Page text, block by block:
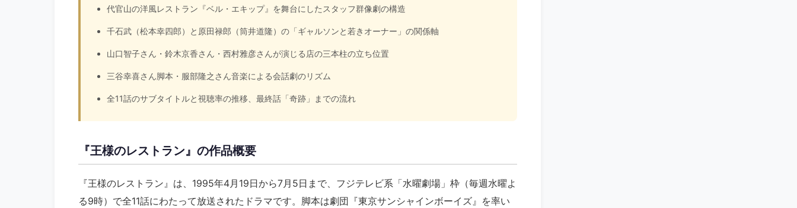
代官山の洋風レストラン『ベル・エキップ』を舞台にしたスタッフ群像劇の構造
千石武（松本幸四郎）と原田禄郎（筒井道隆）の「ギャルソンと若きオーナー」の関係軸
山口智子さん・鈴木京香さん・西村雅彦さんが演じる店の三本柱の立ち位置
三谷幸喜さん脚本・服部隆之さん音楽による会話劇のリズム
全11話のサブタイトルと視聴率の推移、最終話「奇跡」までの流れ
『王様のレストラン』の作品概要
『王様のレストラン』は、1995年4月19日から7月5日まで、フジテレビ系「水曜劇場」枠（毎週水曜よ
る9時）で全11話にわたって放送されたドラマです。脚本は劇団『東京サンシャインボーイズ』を率い